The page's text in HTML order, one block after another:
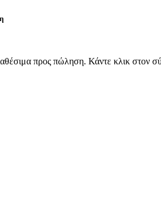
προς πώληση. Κάντε κλικ στον